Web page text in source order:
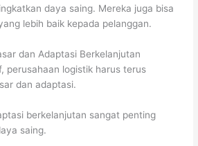
daya saing. Mereka juga bisa
lebih baik kepada pelanggan.
dan Adaptasi Berkelanjutan
perusahaan logistik harus terus
dan adaptasi.
berkelanjutan sangat penting
saing.